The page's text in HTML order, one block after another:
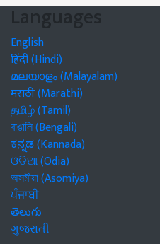
Languages
English
हिंदी (Hindi)
മലയാളം (Malayalam)
मराठी (Marathi)
தமிழ் (Tamil)
বাঙালি (Bengali)
ಕನ್ನಡ (Kannada)
ଓଡିଆ (Odia)
অসমীয়া (Asomiya)
ਪੰਜਾਬੀ
తెలుగు
ગુજરાતી